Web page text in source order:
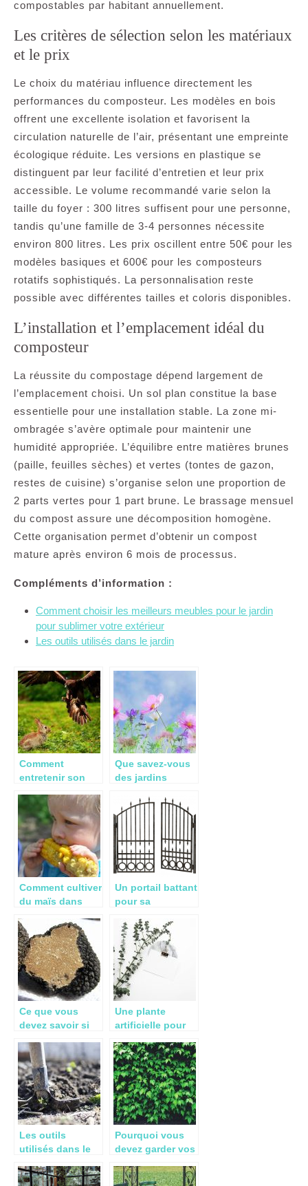
compostables par habitant annuellement.
Les critères de sélection selon les matériaux
et le prix
Le choix du matériau influence directement les
performances du composteur. Les modèles en bois
offrent une excellente isolation et favorisent la
circulation naturelle de l’air, présentant une empreinte
écologique réduite. Les versions en plastique se
distinguent par leur facilité d’entretien et leur prix
accessible. Le volume recommandé varie selon la
taille du foyer : 300 litres suffisent pour une personne,
tandis qu’une famille de 3-4 personnes nécessite
environ 800 litres. Les prix oscillent entre 50€ pour les
modèles basiques et 600€ pour les composteurs
rotatifs sophistiqués. La personnalisation reste
possible avec différentes tailles et coloris disponibles.
L’installation et l’emplacement idéal du
composteur
La réussite du compostage dépend largement de
l’emplacement choisi. Un sol plan constitue la base
essentielle pour une installation stable. La zone mi-
ombragée s’avère optimale pour maintenir une
humidité appropriée. L’équilibre entre matières brunes
(paille, feuilles sèches) et vertes (tontes de gazon,
restes de cuisine) s’organise selon une proportion de
2 parts vertes pour 1 part brune. Le brassage mensuel
du compost assure une décomposition homogène.
Cette organisation permet d’obtenir un compost
mature après environ 6 mois de processus.
Compléments d’information :
Comment choisir les meilleurs meubles pour le jardin
pour sublimer votre extérieur
Les outils utilisés dans le jardin
Comment
entretenir son
Que savez-vous
des jardins
Comment cultiver
du maïs dans
Un portail battant
pour sa
pourquoi pas ?
Ce que vous
devez savoir si
d’acheter des
chênes truffiers
et d’autres arbres
truffiers
Une plante
artificielle pour
intérieur ou son
extérieur,
pourquoi pas ?
Les outils
utilisés dans le
Pourquoi vous
devez garder vos